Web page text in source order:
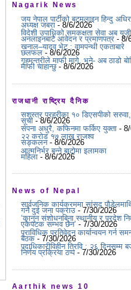
Nagarik News
जय नेपाल पार्टीको बटमलाइन हिन्दु
अध्यक्ष जबरा - 8/6/2026
विदेशी उपाधिको समकक्षता सेवा अब
अनलाइनबाटै आवेदन र प्रमाणपत्र - 8/
खनाल–यादव भेट : वामपन्थी एकताबारे
छलफल - 8/6/2026
गृहमन्त्रीले माफी मागे, भने- अब ठाडो
माफी चाहान्छु- 8/6/2026
राजधानी राष्ट्रिय दैनिक
सशस्त्र प्रहरीका १० डिएसपीको सरुवा,
सूची - 8/6/2026
सपना अधुरै, कफिनमा फर्किए युक्ता -
२२ करोड १७ लाख राजश्व
सङ्कलन- 8/6/2026
आत्मनिर्भर बन्ने बाटोमा इलामका
महिला - 8/6/2026
News of Nepal
सार्वजनिक कार्यक्रममा सांसद पौडेलमाथि
गर्ने दुई जना पक्राउ - 7/30/2026
‘कानुन संशोधनबिना स्थानीय र प्रदेश
एकैपटक सम्भव छैन’ - 7/30/2026
प्राविधिक प्रतिवेदन कार्यान्वयन गर्न
बैठक- 7/30/2026
पदाधिकारीविहीन त्रिवि : २६ दिनसम्म
निर्णय प्रक्रिया ठप्प- 7/30/2026
Aarthik news 10